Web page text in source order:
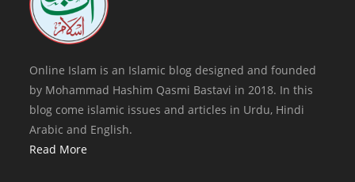
Online Islam is an Islamic blog designed and founded
by Mohammad Hashim Qasmi Bastavi in 2018. In this
blog come islamic issues and articles in Urdu, Hindi
Arabic and English.
Read More